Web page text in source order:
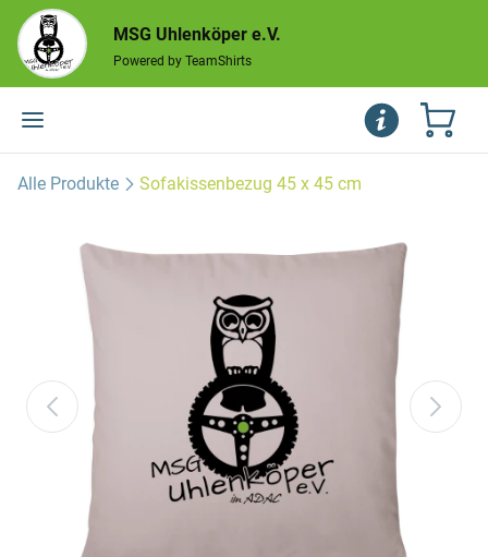
MSG Uhlenköper e.V.
Powered by TeamShirts
Alle Produkte Sofakissenbezug 45 x 45 cm